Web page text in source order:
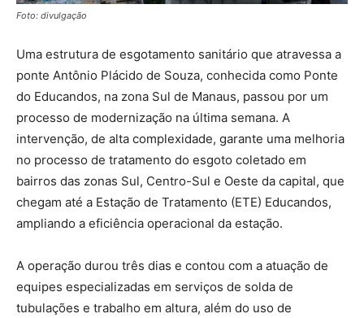
Foto: divulgação
Uma estrutura de esgotamento sanitário que atravessa a
ponte Antônio Plácido de Souza, conhecida como Ponte
do Educandos, na zona Sul de Manaus, passou por um
processo de modernização na última semana. A
intervenção, de alta complexidade, garante uma melhoria
no processo de tratamento do esgoto coletado em
bairros das zonas Sul, Centro-Sul e Oeste da capital, que
chegam até a Estação de Tratamento (ETE) Educandos,
ampliando a eficiência operacional da estação.
A operação durou três dias e contou com a atuação de
equipes especializadas em serviços de solda de
tubulações e trabalho em altura, além do uso de